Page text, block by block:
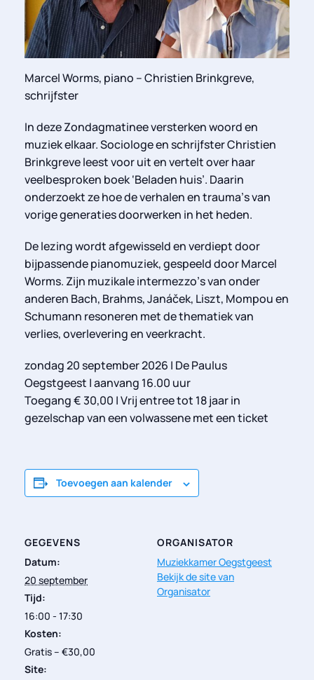
Marcel Worms, piano – Christien Brinkgreve,
schrijfster
In deze Zondagmatinee versterken woord en
muziek elkaar. Sociologe en schrijfsterChristien
Brinkgreveleest voor uit en vertelt over haar
veelbesproken boek ‘Beladen huis’. Daarin
onderzoekt ze hoe de verhalen en trauma’s van
vorige generaties doorwerken in het heden.
De lezing wordt afgewisseld en verdiept door
bijpassende pianomuziek, gespeeld door Marcel
Worms. Zijn muzikale intermezzo’s van onder
anderen Bach, Brahms, Janáček, Liszt, Mompou en
Schumann resoneren met de thematiek van
verlies, overlevering en veerkracht.
zondag 20 september 2026 | De Paulus
Oegstgeest | aanvang 16.00 uur
Toegang € 30,00 | Vrij entree tot 18 jaar in
gezelschap van een volwassene met een ticket
Toevoegen aan kalender
GEGEVENS
Datum:
20 september
Tijd:
16:00 - 17:30
Kosten:
Gratis – €30,00
Site:
ORGANISATOR
Muziekkamer Oegstgeest
Bekijk de site van
Organisator